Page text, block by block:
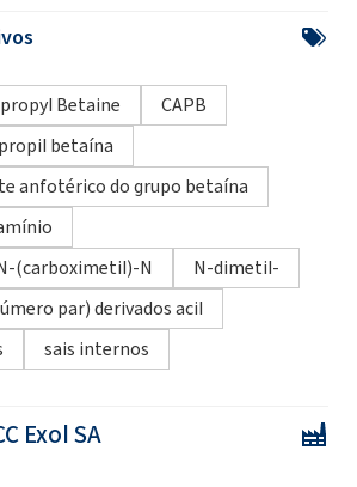
Betaine
CAPB
betaína
anfotérico do grupo betaína
(carboximetil)-N
N-dimetil-
par) derivados acil
sais internos
Exol SA